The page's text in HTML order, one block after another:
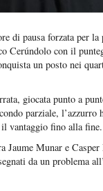
di pausa forzata per
Cerúndolo con il
un posto nei
giocata punto a
parziale,
vantaggio fino alla fine.
Jaume Munar e
da un problema